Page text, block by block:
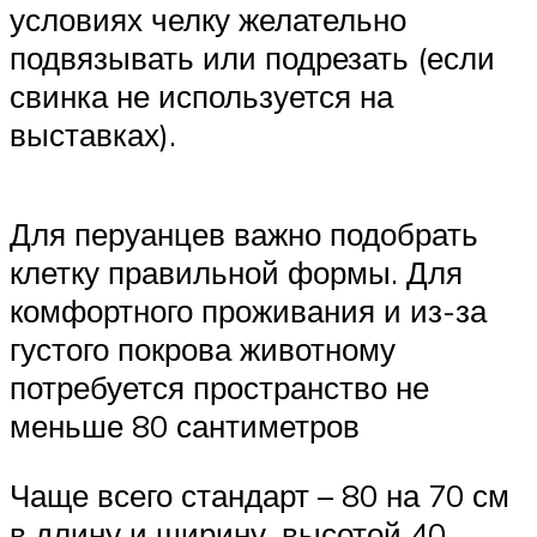
условиях челку желательно
подвязывать или подрезать (если
свинка не используется на
выставках).
Для перуанцев важно подобрать
клетку правильной формы. Для
комфортного проживания и из-за
густого покрова животному
потребуется пространство не
меньше 80 сантиметров
Чаще всего стандарт – 80 на 70 см